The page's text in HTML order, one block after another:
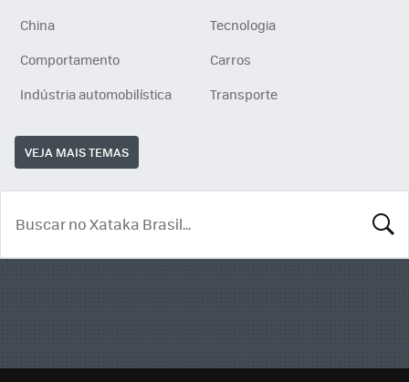
China
Tecnologia
Comportamento
Carros
Indústria automobilística
Transporte
VEJA MAIS TEMAS